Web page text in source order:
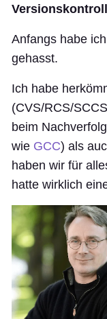
Anfangs habe
gehasst.
Ich habe
(CVS/RCS/
beim
wie GCC) als
haben wir für
hatte wirklich